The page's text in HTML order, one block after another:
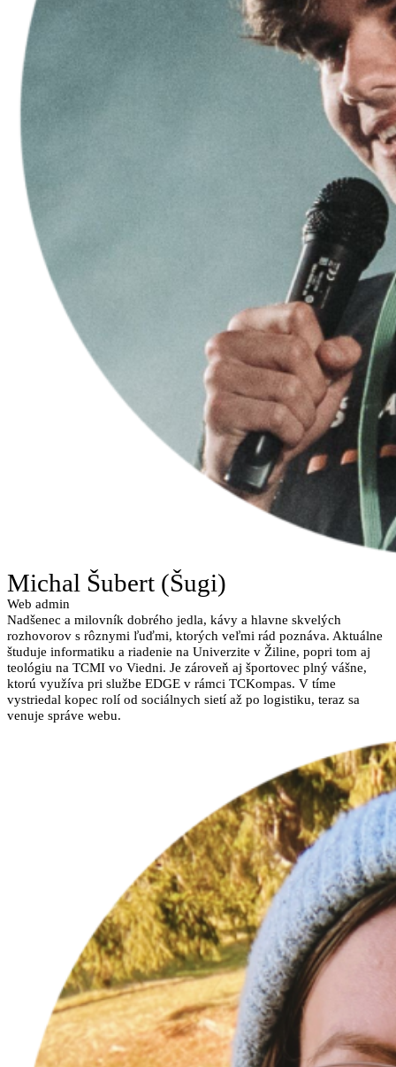
Michal Šubert (Šugi)
Web admin
Nadšenec a milovník dobrého jedla, kávy a hlavne skvelých
rozhovorov s rôznymi ľuďmi, ktorých veľmi rád poznáva. Aktuálne
študuje informatiku a riadenie na Univerzite v Žiline, popri tom aj
teológiu na TCMI vo Viedni. Je zároveň aj športovec plný vášne,
ktorú využíva pri službe EDGE v rámci TCKompas. V tíme
vystriedal kopec rolí od sociálnych sietí až po logistiku, teraz sa
venuje správe webu.